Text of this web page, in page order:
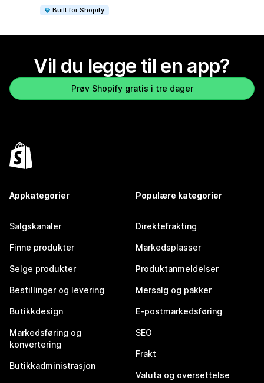
Built for Shopify
Vil du legge til en app?
Prøv Shopify gratis i tre dager
Appkategorier
Salgskanaler
Finne produkter
Selge produkter
Bestillinger og levering
Butikkdesign
Markedsføring og
konvertering
Butikkadministrasjon
Populære kategorier
Direktefrakting
Markedsplasser
Produktanmeldelser
Mersalg og pakker
E-postmarkedsføring
SEO
Frakt
Valuta og oversettelse